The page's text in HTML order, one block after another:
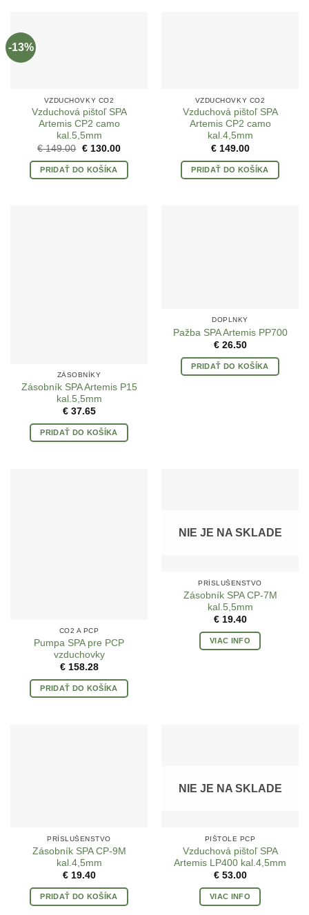
-13%
VZDUCHOVKY CO2
Vzduchová pištoľ SPA
Artemis CP2 camo
kal.5,5mm
€149.00 Pôvodná
bola:
€ 149.00.
€130.00Aktuálna
je:
€ 130.00.
PRIDAŤ DO KOŠÍKA
VZDUCHOVKY CO2
Vzduchová pištoľ SPA
Artemis CP2 camo
kal.4,5mm
€149.00
PRIDAŤ DO KOŠÍKA
ZÁSOBNÍKY
Zásobník SPA Artemis P15
kal.5,5mm
€37.65
PRIDAŤ DO KOŠÍKA
DOPLNKY
Pažba SPA Artemis PP700
€26.50
PRIDAŤ DO KOŠÍKA
CO2 A PCP
Pumpa SPA pre PCP
vzduchovky
€158.28
PRIDAŤ DO KOŠÍKA
NIE JE NA SKLADE
PRÍSLUŠENSTVO
Zásobník SPA CP-7M
kal.5,5mm
€19.40
VIAC INFO
PRÍSLUŠENSTVO
Zásobník SPA CP-9M
kal.4,5mm
€19.40
PRIDAŤ DO KOŠÍKA
NIE JE NA SKLADE
PIŠTOLE PCP
Vzduchová pištoľ SPA
Artemis LP400 kal.4,5mm
€53.00
VIAC INFO